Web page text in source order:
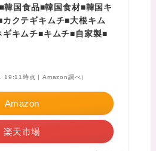
国食品■韓国食材■韓国キ
クテギキムチ■大根キム
キムチ■キムチ■自家製■
19:11時点 | Amazon調べ）
Amazon
楽天市場